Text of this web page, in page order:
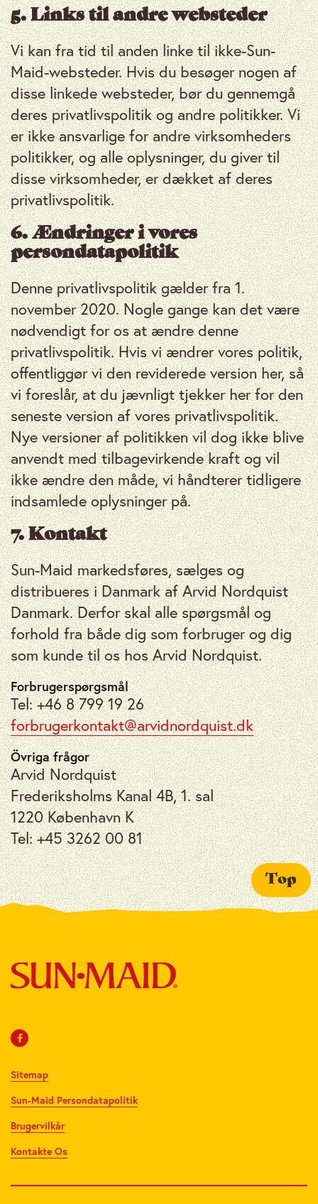
5. Links til andre websteder
Vi kan fra tid til anden linke til ikke-Sun-
Maid-websteder. Hvis du besøger nogen af ​​
disse linkede websteder, bør du gennemgå
deres privatlivspolitik og andre politikker. Vi
er ikke ansvarlige for andre virksomheders
politikker, og alle oplysninger, du giver til
disse virksomheder, er dækket af deres
privatlivspolitik.
6. Ændringer i vores
persondatapolitik
Denne privatlivspolitik gælder fra 1.
november 2020. Nogle gange kan det være
nødvendigt for os at ændre denne
privatlivspolitik. Hvis vi ændrer vores politik,
offentliggør vi den reviderede version her, så
vi foreslår, at du jævnligt tjekker her for den
seneste version af vores privatlivspolitik.
Nye versioner af politikken vil dog ikke blive
anvendt med tilbagevirkende kraft og vil
ikke ændre den måde, vi håndterer tidligere
indsamlede oplysninger på.
7. Kontakt
Sun-Maid markedsføres, sælges og
distribueres i Danmark af Arvid Nordquist
Danmark. Derfor skal alle spørgsmål og
forhold fra både dig som forbruger og dig
som kunde til os hos Arvid Nordquist.
Forbrugerspørgsmål
Tel: +46 8 799 19 26
forbrugerkontakt@arvidnordquist.dk
Övriga frågor
Arvid Nordquist
Frederiksholms Kanal 4B, 1. sal
1220 København K
Tel: +45 3262 00 81
Sitemap
Sun-Maid Persondatapolitik
Brugervilkår
Kontakte Os
Top